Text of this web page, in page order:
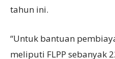
tahun ini.
“Untuk bantuan
meliputi FLPP sebanyak